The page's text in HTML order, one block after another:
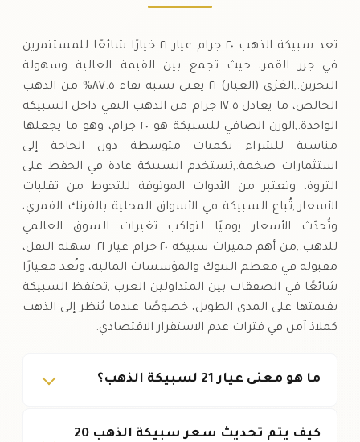
تعد سبيكة الذهب ٢٠ جرام عيار ٢١ خيارًا شائعًا للمستثمرين
في جزر القمر، حيث تجمع بين القيمة العالية وسهولة
التخزين.,العَرْي (العيار) ٢١ يعني نسبة نقاء ٨٧.٥% من الذهب
الخالص، ما يعادل ١٧.٥ جرام من الذهب النقي داخل السبيكة
الواحدة.,الوزن الصافي للسبيكة هو ٢٠ جرام، وهو ما يجعلها
مناسبة للشراء بكميات متوسطة دون الحاجة إلى
استثمارات ضخمة.,تستخدم السبيكة عادة في الحفظ على
الثروة، وتعتبر من الأدوات الموثوقة للتحوط من تقلبات
الأسعار.,تُباع السبيكة في الأسواق المحلية بالفرنك القمري،
وتُحدّث الأسعار يوميًا لتواكب تغيرات السوق العالمي
للذهب.,من أهم مميزات سبيكة ٢٠ جرام عيار ٢١: سهلة النقل،
مقبولة في معظم البنوك والمؤسسات المالية، وتُعد معيارًا
شائعًا في الصفقات بين المتداولين العرب.,تحتفظ السبيكة
بقيمتها على المدى الطويل، خصوصًا عندما يُنظر إلى الذهب
كملاذ آمن في فترات عدم الاستقرار الاقتصادي.
ما هو معنى عيار 21 لسبيكة الذهب؟
كيف يتم تحديث سعر سبيكة الذهب 20